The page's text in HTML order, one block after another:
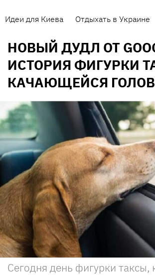
Идеи для Киева Отдыхать в Украине
НОВЫЙ ДУДЛ ОТ
ИСТОРИЯ ФИГУРКИ
КАЧАЮЩЕЙСЯ
Сегодня день фигурки таксы,